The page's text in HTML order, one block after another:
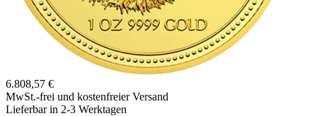
6.808,57 €
MwSt.-frei und kostenfreier Versand
Lieferbar in 2-3 Werktagen